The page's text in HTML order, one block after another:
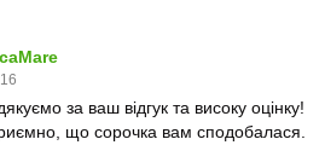
за ваш відгук та високу оцінку!
що сорочка вам сподобалася.